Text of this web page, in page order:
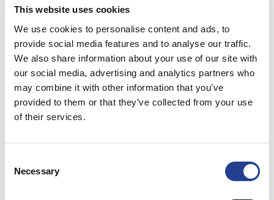
This website uses cookies
We use cookies to personalise content and ads, to
provide social media features and to analyse our traffic.
We also share information about your use of our site with
our social media, advertising and analytics partners who
may combine it with other information that you’ve
provided to them or that they’ve collected from your use
of their services.
Selection
Necessary
VSEH LEKARNAH
IN
SPECIALIZIRANIH
TRGOVINAH
Izberite državo